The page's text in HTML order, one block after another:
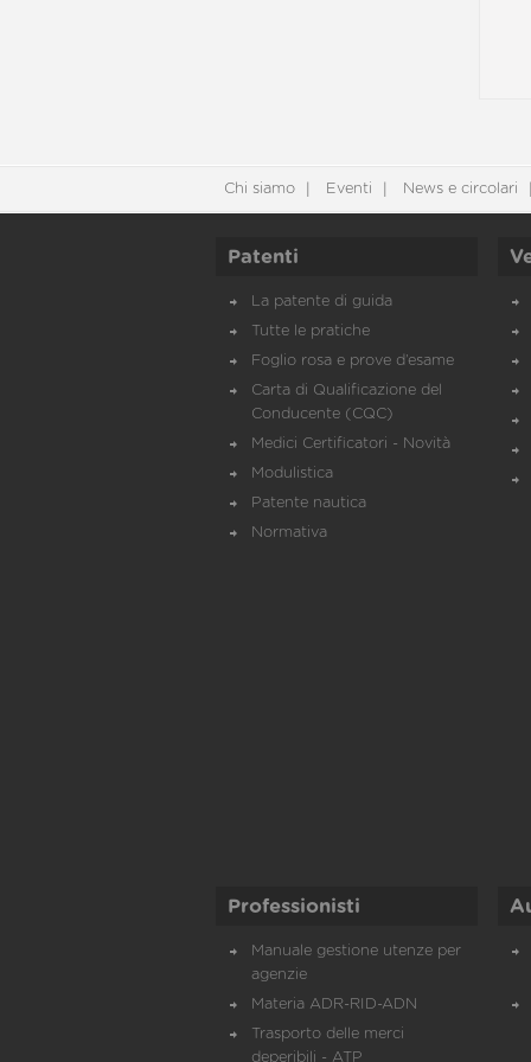
Chi siamo Eventi News e circolari
Patenti
La patente di guida
Tutte le pratiche
Foglio rosa e prove d’esame
Carta di Qualificazione del
Conducente (CQC)
Medici Certificatori - Novità
Modulistica
Patente nautica
Normativa
Professionisti
Manuale gestione utenze per
agenzie
Materia ADR-RID-ADN
Trasporto delle merci
deperibili - ATP